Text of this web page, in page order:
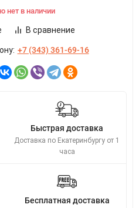
нет в наличии
В сравнение
+7 (343) 361-69-16
Быстрая доставка
Доставка по Екатеринбургу от 1
часа
Бесплатная доставка